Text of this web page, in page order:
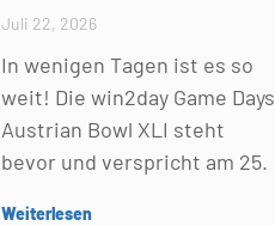
Juli 22, 2026
In wenigen Tagen ist es so
weit! Die win2day Game Days
Austrian Bowl XLI steht
bevor und verspricht am 25.
Weiterlesen